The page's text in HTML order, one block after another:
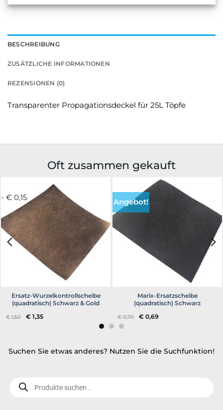
BESCHREIBUNG
ZUSÄTZLICHE INFORMATIONEN
REZENSIONEN (0)
Transparenter Propagationsdeckel für 25L Töpfe
Oft zusammen gekauft
- € 0,15
Ersatz-Wurzelkontrollscheibe
(quadratisch) Schwarz & Gold
€1,50 Ursprünglicher
Preis
€ 1,35Aktueller
Angebot!
Marix-Ersatzscheibe
(quadratisch) Schwarz
€0,70 Ursprünglicher
Preis
€ 0,69
Suchen Sie etwas anderes? Nutzen Sie die Suchfunktion!